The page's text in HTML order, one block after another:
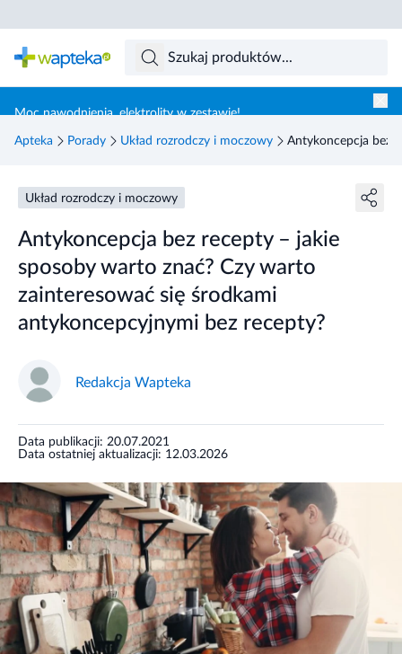
Moc nawodnienia, elektrolity w zestawie!
Apteka Porady Układ rozrodczy i moczowy Antykoncepcja bez
Układ rozrodczy i moczowy
Antykoncepcja bez recepty – jakie
sposoby warto znać? Czy warto
zainteresować się środkami
antykoncepcyjnymi bez recepty?
Redakcja Wapteka
Data publikacji: 20.07.2021
Data ostatniej aktualizacji: 12.03.2026